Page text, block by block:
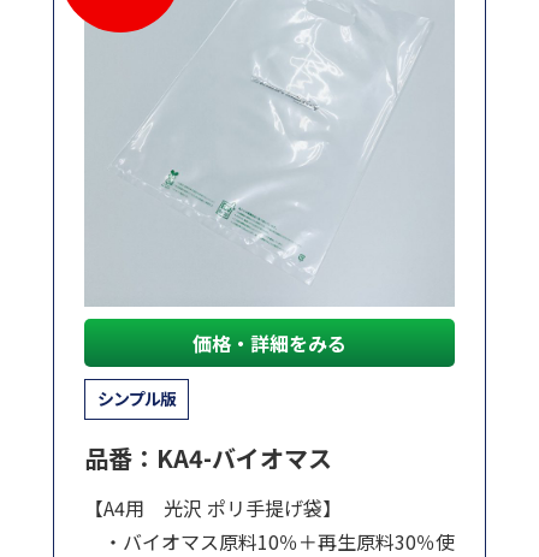
価格・詳細をみる
シンプル版
品番：KA4-バイオマス
【A4用 光沢 ポリ手提げ袋】
・バイオマス原料10％＋再生原料30％使